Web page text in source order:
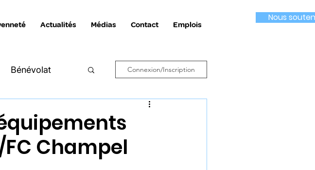
Actualités Médias Contact Emplois
Nous
Bénévolat Connexion/Inscription
Champel